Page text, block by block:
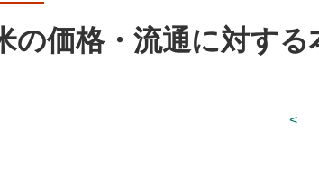
の価格・流通に対す
<